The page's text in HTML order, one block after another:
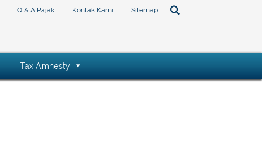
Q & A Pajak Kontak Kami Sitemap
Tax Amnesty